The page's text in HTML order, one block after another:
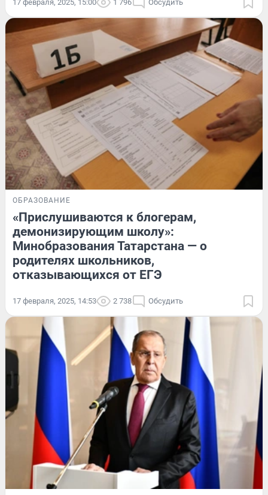
17 февраля, 2025, 15:00 1 796 Обсудить
ОБРАЗОВАНИЕ
«Прислушиваются к блогерам,
демонизирующим школу»:
Минобразования Татарстана — о
родителях школьников,
отказывающихся от ЕГЭ
17 февраля, 2025, 14:53 2 738 Обсудить